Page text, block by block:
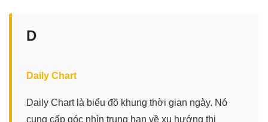
D
Daily Chart
Daily Chart là biểu đồ khung thời gian ngày. Nó
cung cấp góc nhìn trung hạn về xu hướng thị